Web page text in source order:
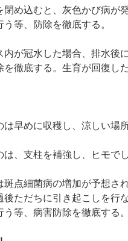
閉め込むと、灰色かび病
等、防除を徹底する。
内が冠水した場合、排水
徹底する。生育が回復し
は早めに収穫し、涼しい場
は、支柱を補強し、ヒモで
斑点細菌病の増加が予想
ただちに引き起こしを行
等、病害防除を徹底する。